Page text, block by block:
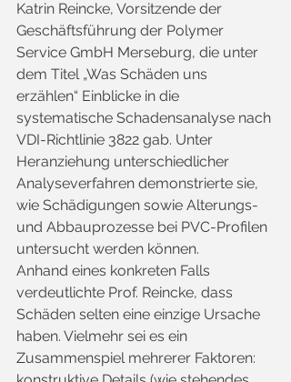
Katrin Reincke, Vorsitzende der
Geschäftsführung der Polymer
Service GmbH Merseburg, die unter
dem Titel „Was Schäden uns
erzählen“ Einblicke in die
systematische Schadensanalyse nach
VDI-Richtlinie 3822 gab. Unter
Heranziehung unterschiedlicher
Analyseverfahren demonstrierte sie,
wie Schädigungen sowie Alterungs-
und Abbauprozesse bei PVC-Profilen
untersucht werden können.
Anhand eines konkreten Falls
verdeutlichte Prof. Reincke, dass
Schäden selten eine einzige Ursache
haben. Vielmehr sei es ein
Zusammenspiel mehrerer Faktoren: